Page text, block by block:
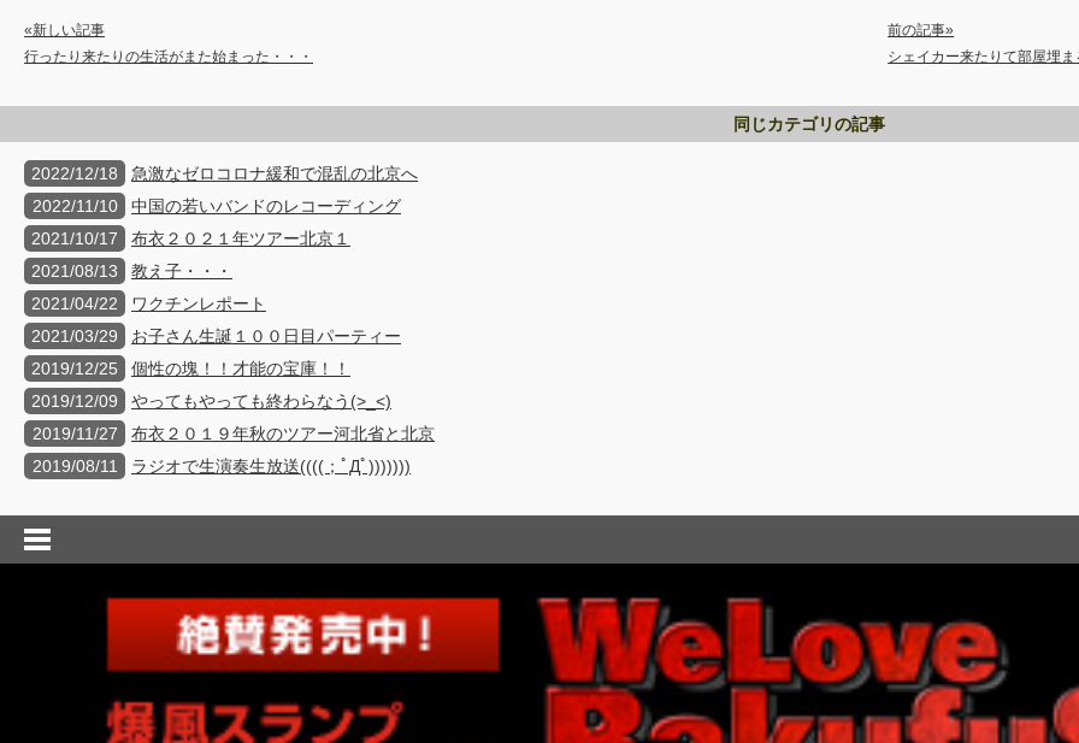
«新しい記事
行ったり来たりの生活がまた始まった・・・
前の記事»
シェイカー来たりて部屋埋
同じカテゴリの記事
2022/12/18
急激なゼロコロナ緩和で混乱の北京へ
2022/11/10
中国の若いバンドのレコーディング
2021/10/17
布衣２０２１年ツアー北京１
2021/08/13
教え子・・・
2021/04/22
ワクチンレポート
2021/03/29
お子さん生誕１００日目パーティー
2019/12/25
個性の塊！！才能の宝庫！！
2019/12/09
やってもやっても終わらなう(>_<)
2019/11/27
布衣２０１９年秋のツアー河北省と北京
2019/08/11
ラジオで生演奏生放送((((；ﾟДﾟ)))))))